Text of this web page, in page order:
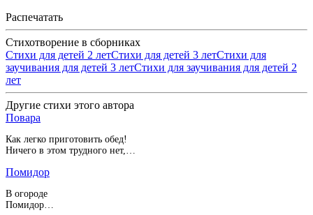
Распечатать
Стихотворение в сборниках
Стихи для детей 2 летСтихи для детей 3 летСтихи для
заучивания для детей 3 летСтихи для заучивания для детей 2
лет
Другие стихи этого автора
Повара
Как легко приготовить обед!
Ничего в этом трудного нет,…
Помидор
В огороде
Помидор…